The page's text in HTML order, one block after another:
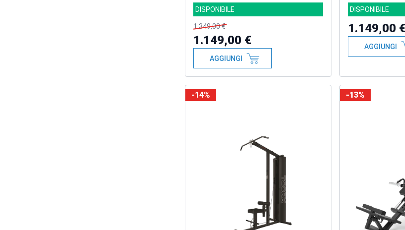
DISPONIBILE
1.349,00 €
1.149,00 €
AGGIUNGI
DISPONIBILE
1.149,00
AGGIUNGI
-14% -13%